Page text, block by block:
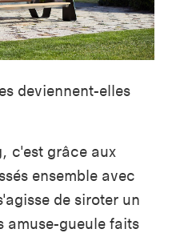
deviennent-elles
, c'est grâce aux
ensemble avec
de siroter un
amuse-gueule faits